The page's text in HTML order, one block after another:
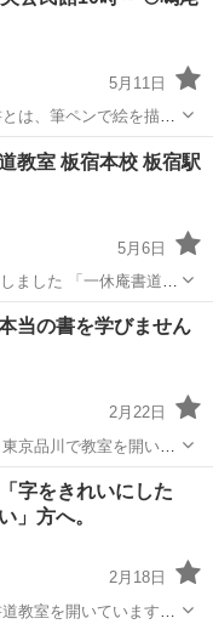
5月11日
は、筆ペンで絵を描く
、おうちに飾っても素
になります。 🌕️日時：
エビータ
教室 板宿本校 板宿駅
5月6日
ました 「一休庵書道教
一息つける場所である
当の書を学びません
2月22日
京品川で教室を開いて
こと』を目的にしてい
字をきれいにした
」方へ。
2月18日
教室を開いています。